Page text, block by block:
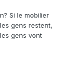
Si le mobilier
gens restent,
gens vont